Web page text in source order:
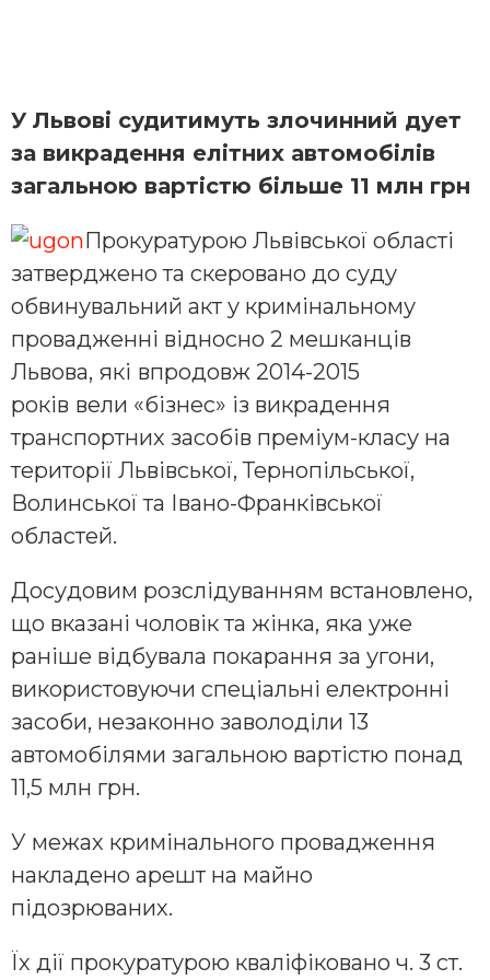
У Львові судитимуть злочинний дует
за викрадення елітних автомобілів
загальною вартістю більше 11 млн грн
Прокуратурою Львівської області
затверджено та скеровано до суду
обвинувальний акт у кримінальному
провадженні відносно 2 мешканців
Львова, які впродовж 2014-2015
років вели «бізнес» із викрадення
транспортних засобів преміум-класу на
території Львівської, Тернопільської,
Волинської та Івано-Франківської
областей.
Досудовим розслідуванням встановлено,
що вказані чоловік та жінка, яка уже
раніше відбувала покарання за угони,
використовуючи спеціальні електронні
засоби, незаконно заволоділи 13
автомобілями загальною вартістю понад
11,5 млн грн.
У межах кримінального провадження
накладено арешт на майно
підозрюваних.
Їх дії прокуратурою кваліфіковано ч. 3 ст.